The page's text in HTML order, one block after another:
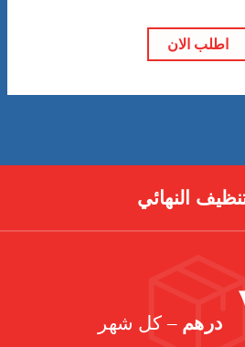
اطلب الان
النهائي
درهم– كل شهر